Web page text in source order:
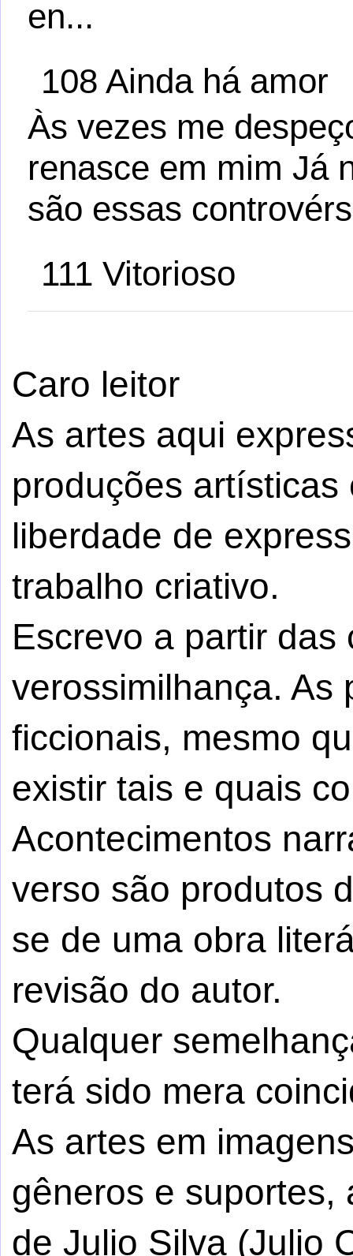
en...
108 Ainda há amor
Às vezes me
renasce em mim Já
são essas
111 Vitorioso
Caro leitor
As artes aqui
produções artísticas
liberdade de
trabalho criativo.
Escrevo a partir das
verossimilhança. As
ficcionais, mesmo
existir tais e quais
Acontecimentos
verso são produtos
se de uma obra
revisão do autor.
Qualquer
terá sido mera
As artes em
gêneros e suportes,
de Julio Silva (Julio